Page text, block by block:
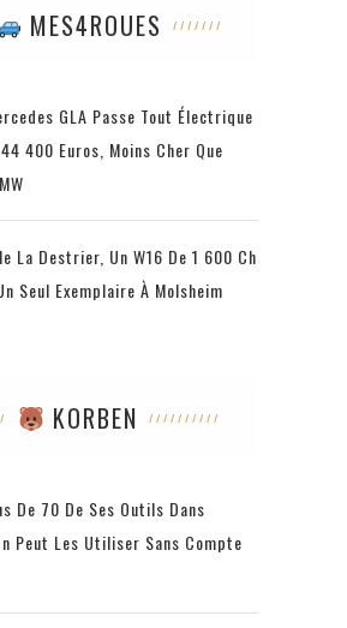
MES4ROUES
GLA Passe Tout Électrique
400 Euros, Moins Cher Que
La Destrier, Un W16 De 1 600 Ch
Seul Exemplaire À Molsheim
KORBEN
De 70 De Ses Outils Dans
Peut Les Utiliser Sans Compte